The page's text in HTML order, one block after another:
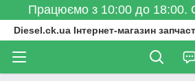
Працюємо з 10:00 до 18:00.
Diesel.ck.ua Інтернет-магазин